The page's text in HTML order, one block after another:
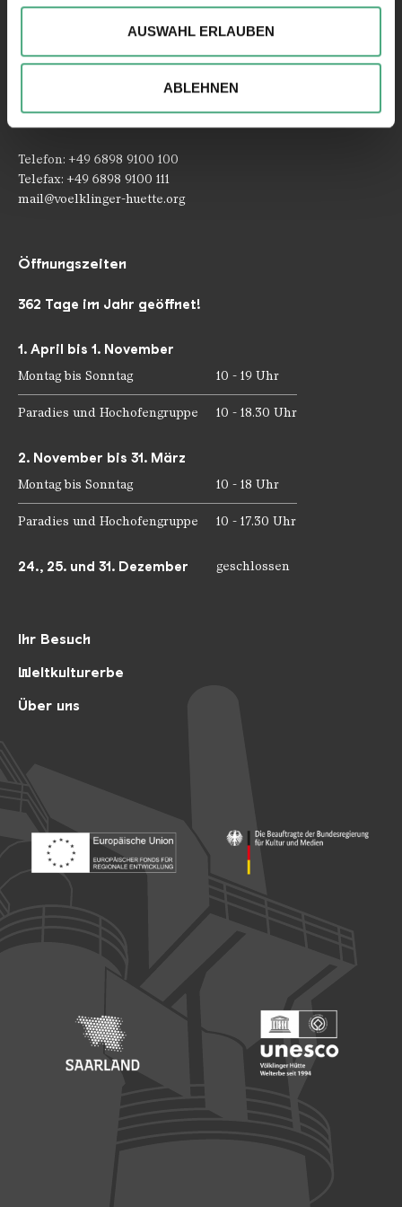
können und die Zugriffe auf unsere Website zu
analysieren. Außerdem geben wir ggfs. Informationen zu
Ihrer Verwendung unserer Website an unsere Partner für
Partner führen diese Informationen möglicherweise mit
weiteren Daten zusammen, die Sie ihnen bereitgestellt
gesammelt haben.
AUSWAHL ERLAUBEN
ABLEHNEN
Telefon: +49 6898 9100 100
Telefax: +49 6898 9100 111
mail@voelklinger-huette.org
Ihr Besuch
Weltkulturerbe
Über uns
Öffnungszeiten
362 Tage im Jahr geöffnet!
1. April bis 1. November
Montag bis Sonntag 10 - 19 Uhr
Paradies und Hochofengruppe 10 - 18.30 Uhr
2. November bis 31. März
Montag bis Sonntag 10 - 18 Uhr
Paradies und Hochofengruppe 10 - 17.30 Uhr
24., 25. und 31. Dezember geschlossen